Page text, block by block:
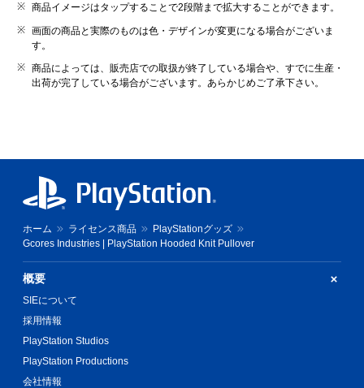
商品イメージはタップすることで2段階まで拡大することができます。
画面の商品と実際のものは色・デザインが変更になる場合がございま
す。
商品によっては、販売店での取扱が終了している場合や、すでに生産・
出荷が完了している場合がございます。あらかじめご了承下さい。
ホーム ライセンス商品
PlayStationグッズ
Gcores Industries | PlayStation Hooded Knit Pullover
概要
SIEについて
採用情報
PlayStation Studios
PlayStation Productions
会社情報